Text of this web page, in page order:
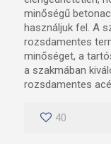
minőségű
használjuk fel. A
rozsdamentes
minőséget, a
a szakmában
rozsdamentes
40